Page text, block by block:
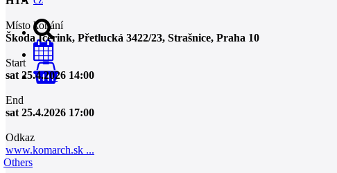
0
Místo konání
Škoda Icerink, Přetlucká 3422/23, Strašnice, Praha 10
Start
sat 25.4.2026 14:00
End
sat 25.4.2026 17:00
Odkaz
www.komarch.sk ...
Others